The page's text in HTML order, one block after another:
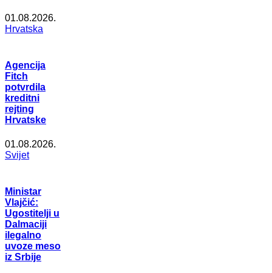
01.08.2026.
Hrvatska
Agencija
Fitch
potvrdila
kreditni
rejting
Hrvatske
01.08.2026.
Svijet
Ministar
Vlajčić:
Ugostitelji u
Dalmaciji
ilegalno
uvoze meso
iz Srbije